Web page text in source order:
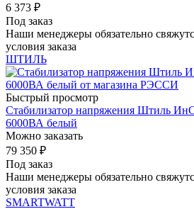
6 373 ₽
Под заказ
Наши менеджеры обязательно
условия заказа
ШТИЛЬ
Быстрый просмотр
Стабилизатор напряжения Штиль
6000ВА белый
Можно заказать
79 350 ₽
Под заказ
Наши менеджеры обязательно
условия заказа
SMARTWATT